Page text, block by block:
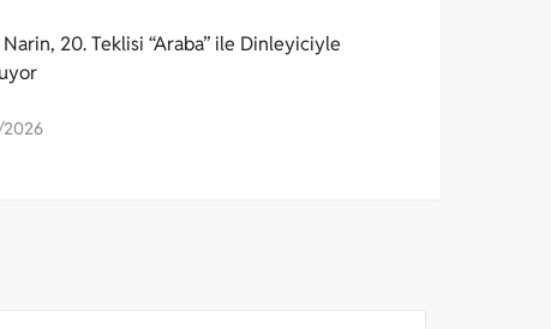
Narin, 20. Teklisi “Araba” ile Dinleyiciyle